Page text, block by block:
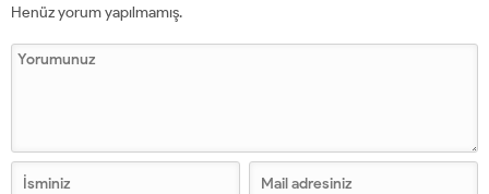
Henüz yorum yapılmamış.